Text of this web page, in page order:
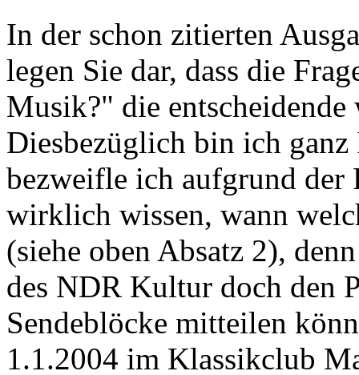
In der schon zitierten
legen Sie dar, dass die
Musik?" die
Diesbezüglich bin ich
bezweifle ich aufgrund der
wirklich wissen, wann
(siehe oben Absatz 2),
des NDR Kultur doch den
Sendeblöcke mitteilen
1.1.2004 im Klassikclub